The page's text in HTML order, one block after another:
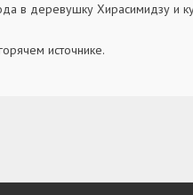
в деревушку Хирасимидзу и
источнике.